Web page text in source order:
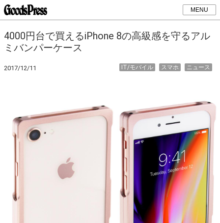
MENU
4000円台で買えるiPhone 8の高級感を守るアル
ミバンパーケース
2017/12/11 ニュース
スマホ
IT/モバイル